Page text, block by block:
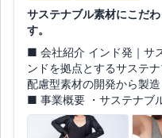
サステナブル素材にこだ
す。
■ 会社紹介 インド発｜サ
ンドを拠点とするサステ
配慮型素材の開発から製
■ 事業概要 ・サステナブ